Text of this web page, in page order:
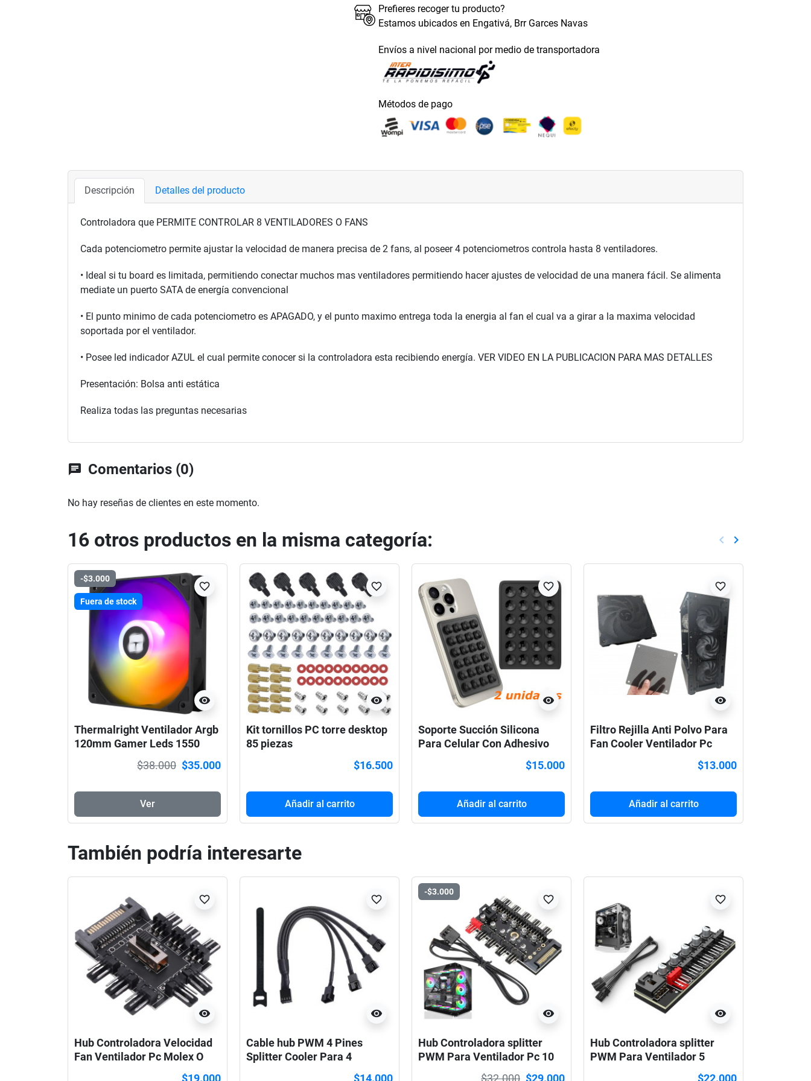
Prefieres recoger tu producto?
Estamos ubicados en Engativá, Brr Garces Navas
Envíos a nivel nacional por medio de transportadora
Métodos de pago
Descripción Detalles del producto
Controladora que PERMITE CONTROLAR 8 VENTILADORES O FANS
Cada potenciometro permite ajustar la velocidad de manera precisa de 2 fans, al poseer 4 potenciometros controla hasta 8 ventiladores.
• Ideal si tu board es limitada, permitiendo conectar muchos mas ventiladores permitiendo hacer ajustes de velocidad de una manera fácil. Se alimenta
mediate un puerto SATA de energía convencional
• El punto minimo de cada potenciometro es APAGADO, y el punto maximo entrega toda la energia al fan el cual va a girar a la maxima velocidad
soportada por el ventilador.
• Posee led indicador AZUL el cual permite conocer si la controladora esta recibiendo energía. VER VIDEO EN LA PUBLICACION PARA MAS DETALLES
Presentación: Bolsa anti estática
Realiza todas las preguntas necesarias
chat Comentarios (0)
No hay reseñas de clientes en este momento.
16 otros productos en la misma categoría: Anterior
keyboard_arrow_left Siguiente
keyboard_arrow_right
-$3.000
Fuera de stock
visibility
favorite_border
Thermalright Ventilador Argb
120mm Gamer Leds 1550
$38.000 $35.000
Ver
visibility
favorite_border
Kit tornillos PC torre desktop
85 piezas
$16.500
Añadir al carrito
visibility
favorite_border
Soporte Succión Silicona
Para Celular Con Adhesivo
$15.000
Añadir al carrito
visibility
favorite_border
Filtro Rejilla Anti Polvo Para
Fan Cooler Ventilador Pc
$13.000
Añadir al carrito
También podría interesarte
visibility
favorite_border
Hub Controladora Velocidad
Fan Ventilador Pc Molex O
$19.000
visibility
favorite_border
Cable hub PWM 4 Pines
Splitter Cooler Para 4
$14.000
-$3.000
visibility
favorite_border
Hub Controladora splitter
PWM Para Ventilador Pc 10
$32.000 $29.000
visibility
favorite_border
Hub Controladora splitter
PWM Para Ventilador 5
$22.000